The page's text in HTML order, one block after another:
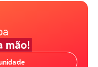
mão!